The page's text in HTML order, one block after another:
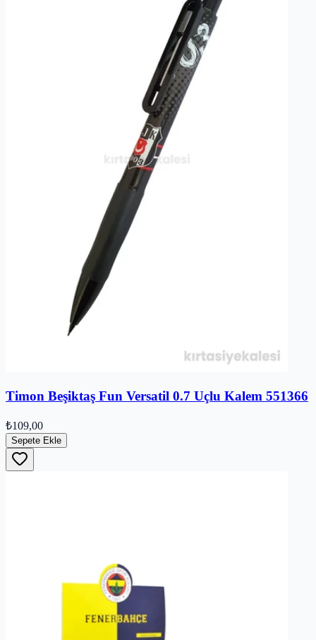
Timon Beşiktaş Fun Versatil 0.7 Uçlu Kalem 551366
₺109,00
Sepete Ekle